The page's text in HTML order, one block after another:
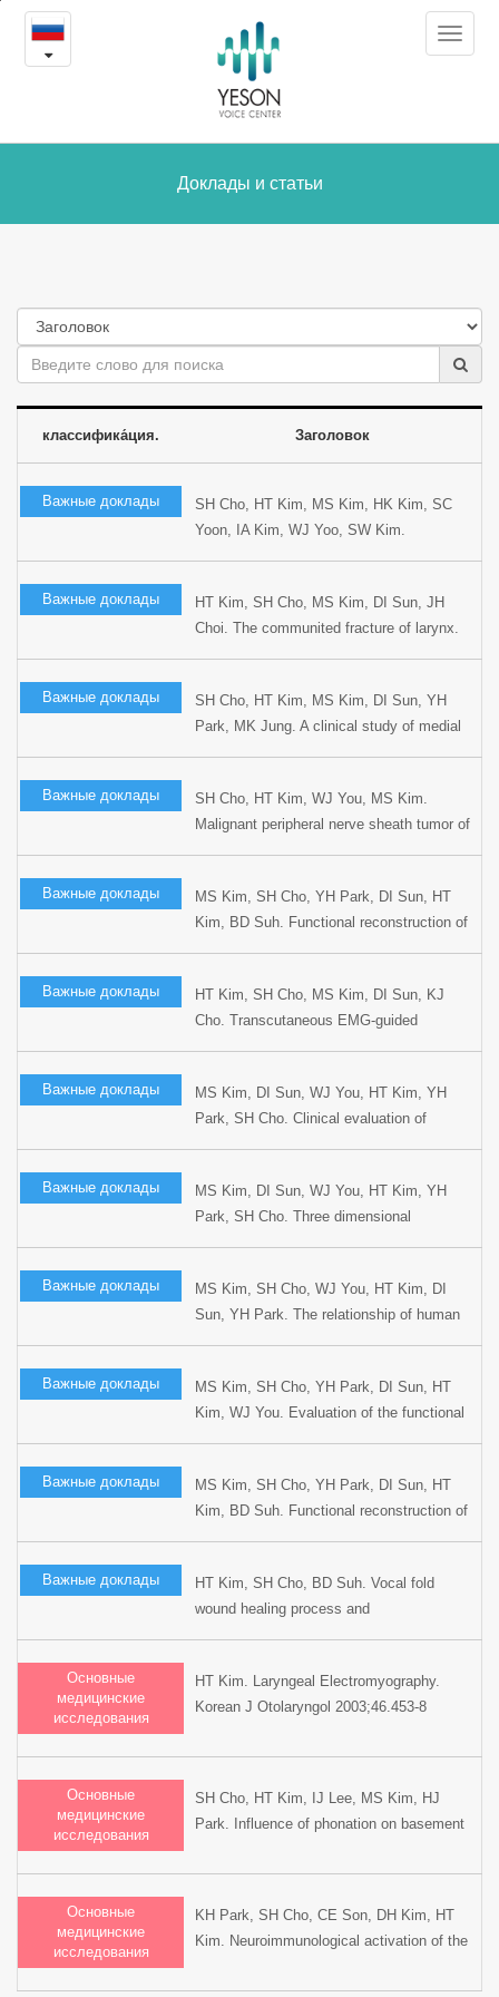
Доклады
Toggle
Доклады и статьи
классифика́ция. Заголовок
Важные доклады
SH Cho, HT Kim, MS Kim, HK Kim, SC
Yoon, IA Kim, WJ Yoo, SW Kim.
Neck Oncol 1997;13:161-168.
Важные доклады
HT Kim, SH Cho, MS Kim, DI Sun, JH
Choi. The communited fracture of larynx.
Важные доклады
SH Cho, HT Kim, MS Kim, DI Sun, YH
Park, MK Jung. A clinical study of medial
Важные доклады
SH Cho, HT Kim, WJ You, MS Kim.
Malignant peripheral nerve sheath tumor of
Важные доклады
MS Kim, SH Cho, YH Park, DI Sun, HT
Kim, BD Suh. Functional reconstruction of
Важные доклады
HT Kim, SH Cho, MS Kim, DI Sun, KJ
Cho. Transcutaneous EMG-guided
The 2nd East Asian Conference of
Phonosurgery, 1999, Seoul, Korea.
Важные доклады
MS Kim, DI Sun, WJ You, HT Kim, YH
Park, SH Cho. Clinical evaluation of
Oncology, 1998, Madrid, Spain.
Важные доклады
MS Kim, DI Sun, WJ You, HT Kim, YH
Park, SH Cho. Three dimensional
on Head and Neck Oncology, 1998,
Madrid, Spain.
Важные доклады
MS Kim, SH Cho, WJ You, HT Kim, DI
Sun, YH Park. The relationship of human
neck cancer. The Fifth Research
Workshop on the Biology, Prevention and
Treatment of Head and Neck Cancer,
Важные доклады
MS Kim, SH Cho, YH Park, DI Sun, HT
Kim, WJ You. Evaluation of the functional
the International Association of
Logopedics and Phoniatrics, 1998,
Amsterdam, Netherlands.
Важные доклады
MS Kim, SH Cho, YH Park, DI Sun, HT
Kim, BD Suh. Functional reconstruction of
Congress on Oral Cancer, 1997, London,
England.
Важные доклады
HT Kim, SH Cho, BD Suh. Vocal fold
wound healing process and
membrane zone study. XVI World
Congress of Otolaryngology Head and
Основные
медицинские
исследования
HT Kim. Laryngeal Electromyography.
Korean J Otolaryngol 2003;46.453-8
Основные
медицинские
исследования
SH Cho, HT Kim, IJ Lee, MS Kim, HJ
Park. Influence of phonation on basement
phonomicrosurgery : A canine model. Ann
Основные
медицинские
исследования
KH Park, SH Cho, CE Son, DH Kim, HT
Kim. Neuroimmunological activation of the
experimentally induced laryngeal